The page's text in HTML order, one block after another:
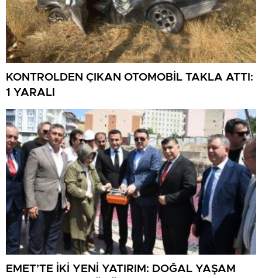
KONTROLDEN ÇIKAN OTOMOBİL TAKLA ATTI:
1 YARALI
EMET’TE İKİ YENİ YATIRIM: DOĞAL YAŞAM